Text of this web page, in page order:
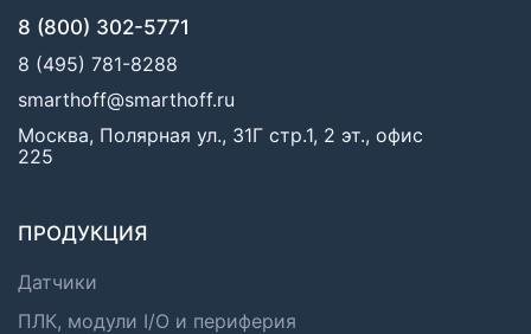
8 (800) 302-5771
8 (495) 781-8288
smarthoff@smarthoff.ru
Москва, Полярная ул., 31Г стр.1, 2 эт., офис
225
ПРОДУКЦИЯ
Датчики
ПЛК, модули I/O и периферия